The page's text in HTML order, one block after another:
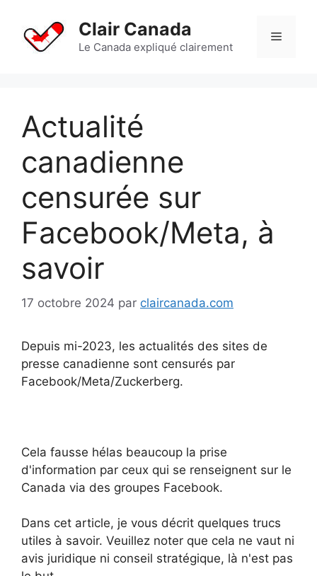
contenu
Clair Canada
Le Canada expliqué clairement
Menu
Actualité
canadienne
censurée sur
Facebook/Meta, à
savoir
17 octobre 2024 par claircanada.com
Depuis mi-2023, les actualités des sites de
presse canadienne sont censurés par
Facebook/Meta/Zuckerberg.
Cela fausse hélas beaucoup la prise
d'information par ceux qui se renseignent sur le
Canada via des groupes Facebook.
Dans cet article, je vous décrit quelques trucs
utiles à savoir. Veuillez noter que cela ne vaut ni
avis juridique ni conseil stratégique, là n'est pas